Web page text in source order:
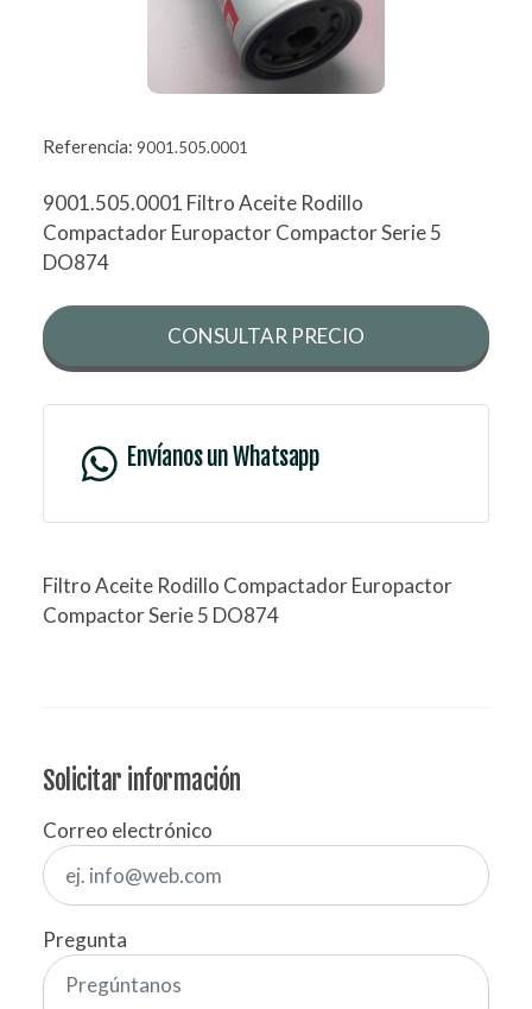
Referencia: 9001.505.0001
9001.505.0001 Filtro Aceite Rodillo
Compactador Europactor Compactor Serie 5
DO874
CONSULTAR PRECIO
Envíanos un Whatsapp
Filtro Aceite Rodillo Compactador Europactor
Compactor Serie 5 DO874
Solicitar información
Correo electrónico
Pregunta